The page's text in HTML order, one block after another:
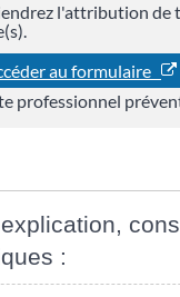
l'attribution de
au formulaire
professionnel
: